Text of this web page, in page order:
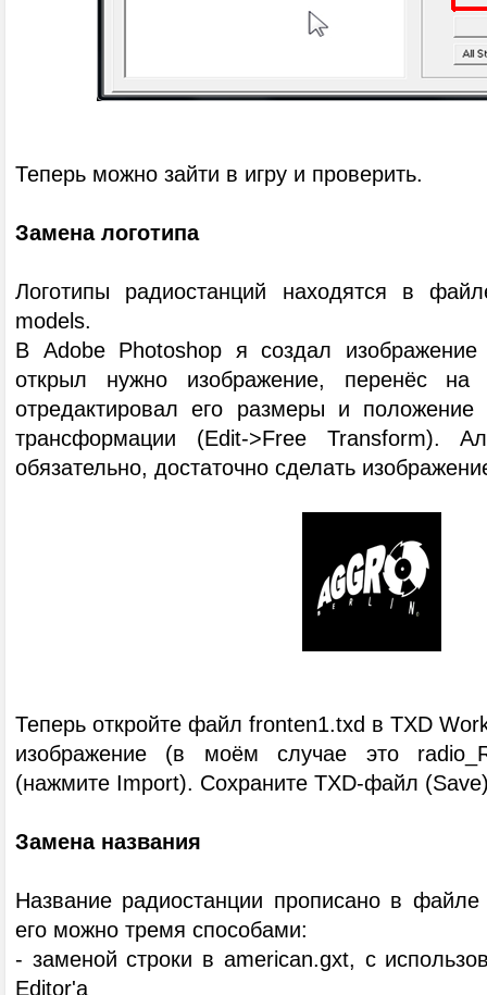
Теперь можно зайти в игру и проверить.
Замена логотипа
Логотипы радиостанций находятся в
models.
В Adobe Photoshop я создал
открыл нужно изображение, перенёс на
отредактировал его размеры и
трансформации (Edit->Free Transform).
обязательно, достаточно сделать
Теперь откройте файл fronten1.txd в TXD
изображение (в моём случае это
(нажмите Import). Сохраните TXD-файл
Замена названия
Название радиостанции прописано в
его можно тремя способами:
- заменой строки в american.gxt, с
Editor'а